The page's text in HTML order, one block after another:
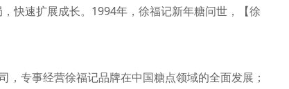
快速扩展成长。1994年，徐福记新年糖问世，【徐
专事经营徐福记品牌在中国糖点领域的全面发展；